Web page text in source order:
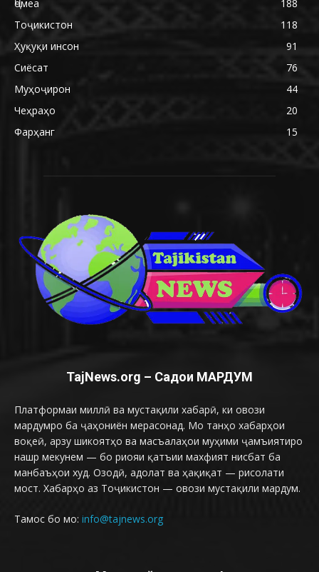
Ҷомеа
188
Тоҷикистон
118
Ҳуқуқи инсон
91
Сиёсат
76
Муҳоҷирон
44
Чеҳраҳо
20
Фарҳанг
15
TajNews.org – Садои МАРДУМ
Платформаи миллӣ ва мустақили хабарӣ, ки овози
мардумро ба ҷаҳониён мерасонад. Мо танҳо хабарҳои
воқеӣ, арзу шикоятҳо ва масъалаҳои муҳими ҷамъиятиро
нашр мекунем — бо риояи қатъии махфият нисбат ба
манбаъҳои худ. Озодӣ, адолат ва ҳақиқат — рисолати
мост. Хабарҳо аз Тоҷикистон — овози мустақили мардум.
Тамос бо мо: info@tajnews.org